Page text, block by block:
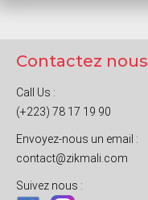
Contactez nous
Call Us :
(+223) 78 17 19 90
Envoyez-nous un email :
contact@zikmali.com
Suivez nous :